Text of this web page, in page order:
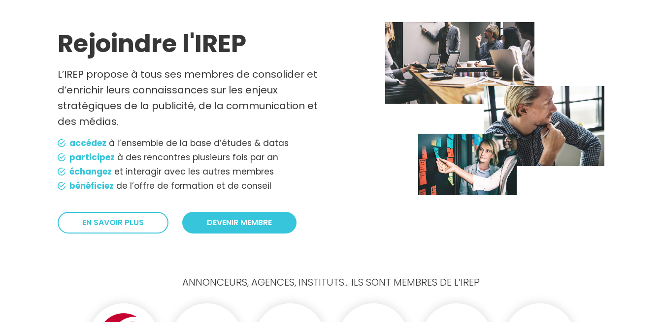
Rejoindre l'IREP
L’IREP propose à tous ses membres de consolider et
d’enrichir leurs connaissances sur les enjeux
stratégiques de la publicité, de la communication et
des médias.
accédez à l’ensemble de la base d’études & datas
participez à des rencontres plusieurs fois par an
échangez et interagir avec les autres membres
bénéficiez de l’offre de formation et de conseil
EN SAVOIR PLUS DEVENIR MEMBRE
ANNONCEURS, AGENCES, INSTITUTS... ILS SONT MEMBRES DE L’IREP